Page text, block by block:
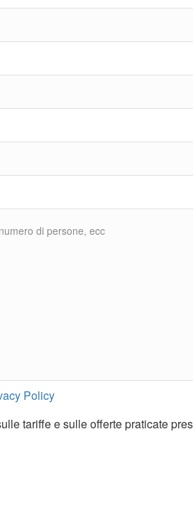
Policy
tariffe e sulle offerte praticate